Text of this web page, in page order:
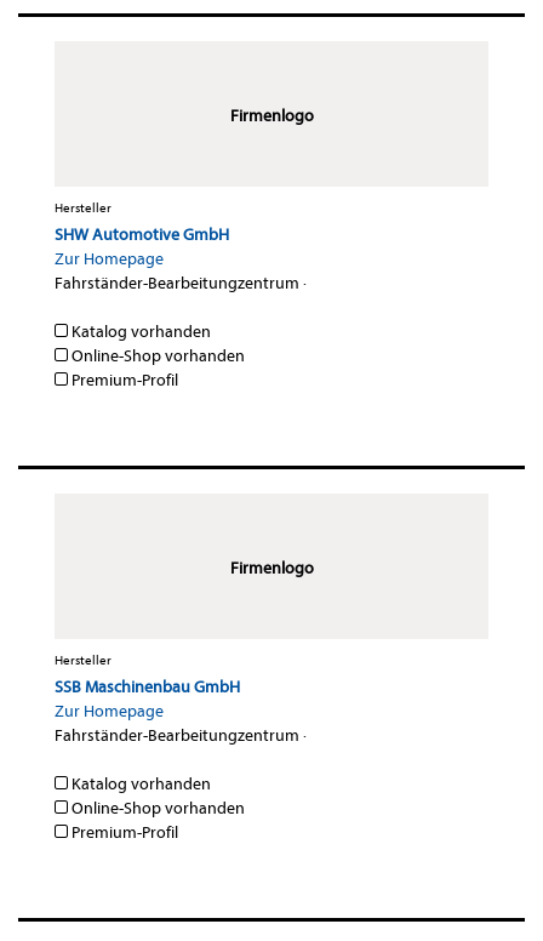
Firmenlogo
Hersteller
SHW Automotive GmbH
Zur Homepage
Fahrständer-Bearbeitungzentrum ·
Katalog vorhanden
Online-Shop vorhanden
Premium-Profil
Firmenlogo
Hersteller
SSB Maschinenbau GmbH
Zur Homepage
Fahrständer-Bearbeitungzentrum ·
Katalog vorhanden
Online-Shop vorhanden
Premium-Profil